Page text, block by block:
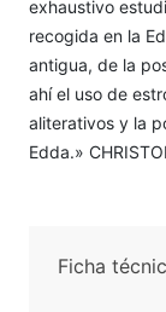
exhaustivo
recogida en la
antigua, de la
ahí el uso de
aliterativos y la
Edda.»
Ficha